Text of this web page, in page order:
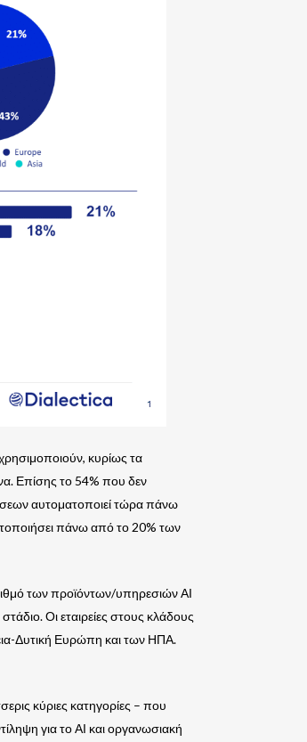
κυρίως τα
Επίσης το 54% που δεν
αυτοματοποιεί τώρα πάνω
πάνω από το 20% των
των προϊόντων/υπηρεσιών ΑΙ
Οι εταιρείες στους κλάδους
Δυτική Ευρώπη και των ΗΠΑ.
κύριες κατηγορίες – που
για το ΑΙ και οργανωσιακή